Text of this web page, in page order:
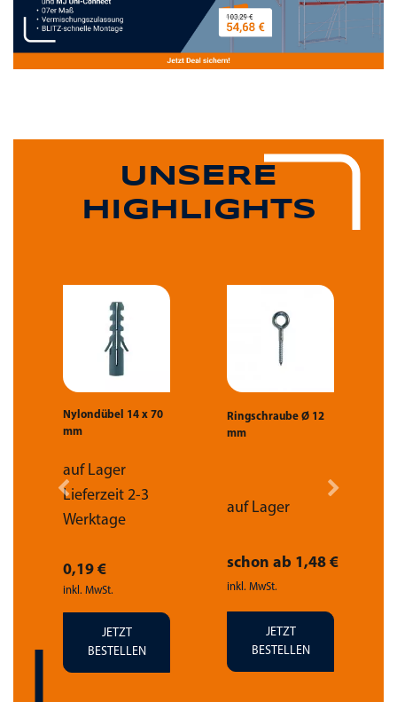
UNSERE
HIGHLIGHTS
Nylondübel 14 x 70
mm
auf Lager
Lieferzeit 2-3
Werktage
0,19 €
inkl. MwSt.
JETZT
BESTELLEN
Ringschraube Ø 12
mm
auf Lager
schon ab 1,48 €
inkl. MwSt.
JETZT
BESTELLEN